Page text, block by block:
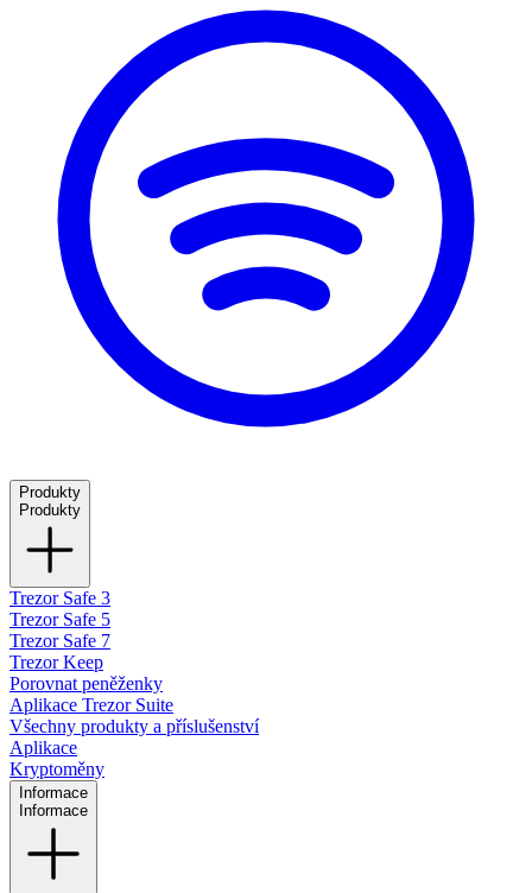
Produkty
Produkty
Trezor Safe 3
Trezor Safe 5
Trezor Safe 7
Trezor Keep
Porovnat peněženky
Aplikace Trezor Suite
Všechny produkty a příslušenství
Aplikace
Kryptoměny
Informace
Informace